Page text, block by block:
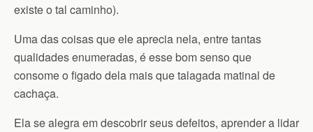
existe o tal caminho).
Uma das coisas que ele aprecia nela, entre tantas
qualidades enumeradas, é esse bom senso que
consome o figado dela mais que talagada matinal de
cachaça.
Ela se alegra em descobrir seus defeitos, aprender a lidar